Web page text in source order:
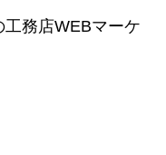
務店WEBマーケ